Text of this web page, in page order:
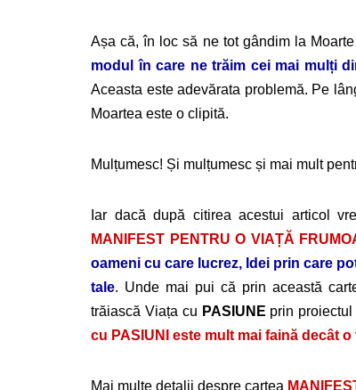
Așa că, în loc să ne tot gândim la
modul în care ne trăim cei mai mulți
Aceasta este adevărata problemă. Pe
Moartea este o clipită.
Mulțumesc! Și mulțumesc și mai mult
Iar dacă după citirea acestui articol
MANIFEST PENTRU O VIAȚĂ
oameni cu care lucrez, Idei prin care
tale. Unde mai pui că prin această
trăiască Viața cu PASIUNE prin proiectul
cu PASIUNI este mult mai faină decât
Mai multe detalii despre cartea